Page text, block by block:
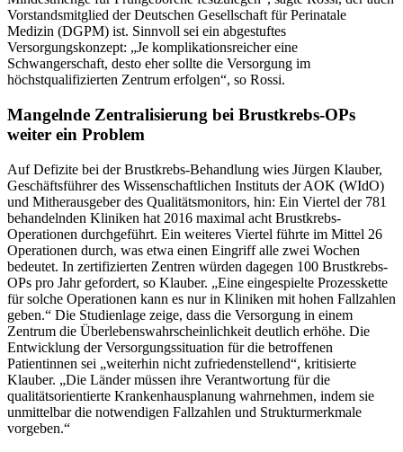
Vorstandsmitglied der Deutschen Gesellschaft für Perinatale
Medizin (DGPM) ist. Sinnvoll sei ein abgestuftes
Versorgungskonzept: „Je komplikationsreicher eine
Schwangerschaft, desto eher sollte die Versorgung im
höchstqualifizierten Zentrum erfolgen“, so Rossi.
Mangelnde Zentralisierung bei Brustkrebs-OPs
weiter ein Problem
Auf Defizite bei der Brustkrebs-Behandlung wies Jürgen Klauber,
Geschäftsführer des Wissenschaftlichen Instituts der AOK (WIdO)
und Mitherausgeber des Qualitätsmonitors, hin: Ein Viertel der 781
behandelnden Kliniken hat 2016 maximal acht Brustkrebs-
Operationen durchgeführt. Ein weiteres Viertel führte im Mittel 26
Operationen durch, was etwa einen Eingriff alle zwei Wochen
bedeutet. In zertifizierten Zentren würden dagegen 100 Brustkrebs-
OPs pro Jahr gefordert, so Klauber. „Eine eingespielte Prozesskette
für solche Operationen kann es nur in Kliniken mit hohen Fallzahlen
geben.“ Die Studienlage zeige, dass die Versorgung in einem
Zentrum die Überlebenswahrscheinlichkeit deutlich erhöhe. Die
Entwicklung der Versorgungssituation für die betroffenen
Patientinnen sei „weiterhin nicht zufriedenstellend“, kritisierte
Klauber. „Die Länder müssen ihre Verantwortung für die
qualitätsorientierte Krankenhausplanung wahrnehmen, indem sie
unmittelbar die notwendigen Fallzahlen und Strukturmerkmale
vorgeben.“